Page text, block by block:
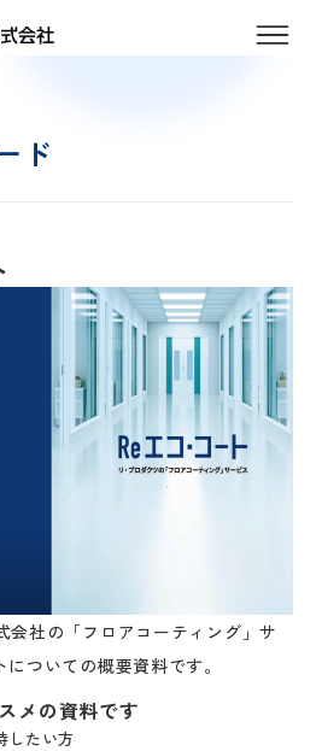
ド
会社の「フロアコーティング」サ
ついての概要資料です。
メの資料です
したい方